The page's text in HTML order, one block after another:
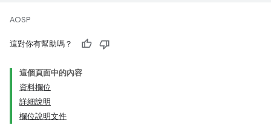
AOSP
這對你有幫助嗎？
這個頁面中的內容
資料欄位
詳細說明
欄位說明文件